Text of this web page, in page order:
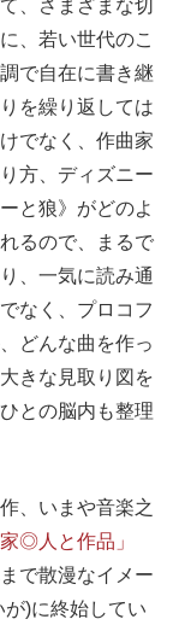
、さまざまな切
、若い世代のこ
で自在に書き継
を繰り返しては
でなく、作曲家
方、ディズニー
と狼》がどのよ
るので、まるで
、一気に読み通
なく、プロコフ
どんな曲を作っ
きな見取り図を
との脳内も整理
、いまや音楽之
家◎人と作品」
で散漫なイメー
)に終始してい